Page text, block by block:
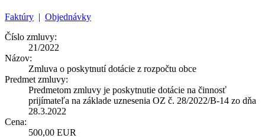
Faktúry | Objednávky
Číslo zmluvy:
21/2022
Názov:
Zmluva o poskytnutí dotácie z rozpočtu obce
Predmet zmluvy:
Predmetom zmluvy je poskytnutie dotácie na činnosť
prijímateľa na základe uznesenia OZ č. 28/2022/B-14 zo dňa
28.3.2022
Cena:
500,00 EUR